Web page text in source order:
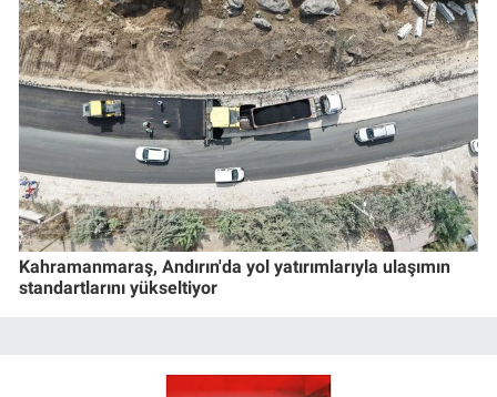
Kahramanmaraş, Andırın'da yol yatırımlarıyla ulaşımın
standartlarını yükseltiyor